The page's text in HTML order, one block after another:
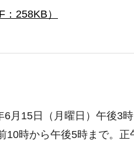
258KB）
月15日（月曜日）午後3
10時から午後5時まで。正